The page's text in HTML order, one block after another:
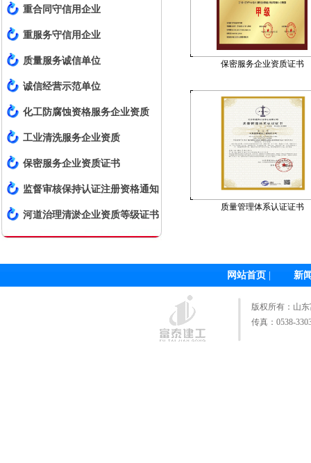
重合同守信用企业
重服务守信用企业
质量服务诚信单位
诚信经营示范单位
化工防腐蚀资格服务企业资质
工业清洗服务企业资质
保密服务企业资质证书
监督审核保持认证注册资格通知
书 河道治理清淤企业资质等级证书
保密服务企业资质证书
质量管理体系认证证书
网站首页| 新
版权所有： 山
传真：0538-